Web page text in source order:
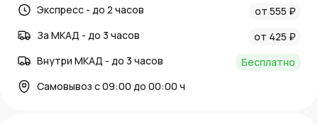
Экспресс - до 2 часов
от 555 ₽
За МКАД - до 3 часов
от 425 ₽
Внутри МКАД - до 3 часов
Бесплатно
Самовывоз с 09:00 до 00:00 ч